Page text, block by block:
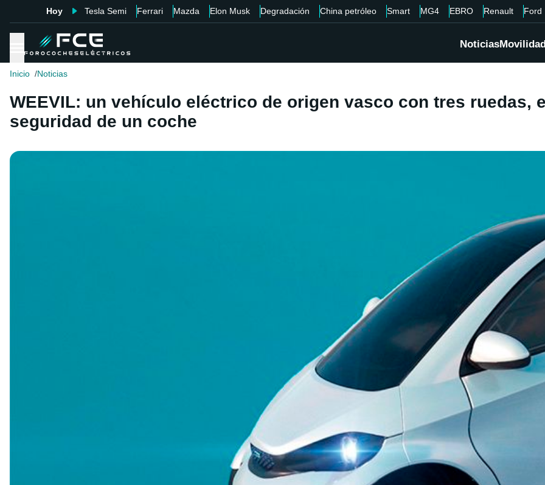
Hoy Tesla Semi Ferrari Mazda Elon Musk Degradación China petróleo Smart MG4 EBRO Renault Ford
Noticias
Inicio Noticias
WEEVIL: un vehículo eléctrico de origen vasco con tres ruedas,
seguridad de un coche